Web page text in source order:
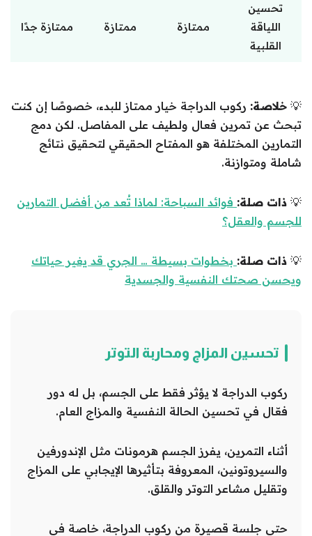
تحسين
اللياقة
القلبية
ممتازة ممتازة ممتازة جدًا
💡 خلاصة: ركوب الدراجة خيار ممتاز للبدء، خصوصًا إن كنت
تبحث عن تمرين فعال ولطيف على المفاصل. لكن دمج
التمارين المختلفة هو المفتاح الحقيقي لتحقيق نتائج
شاملة ومتوازنة.
💡 ذات صلة: فوائد السباحة: لماذا تُعد من أفضل التمارين
للجسم والعقل؟
💡 ذات صلة: بخطوات بسيطة … الجري قد يغير حياتك
ويحسن صحتك النفسية والجسدية
تحسين المزاج ومحاربة التوتر
ركوب الدراجة لا يؤثر فقط على الجسم، بل له دور
فعّال في تحسين الحالة النفسية والمزاج العام.
أثناء التمرين، يفرز الجسم هرمونات مثل الإندورفين
والسيروتونين، المعروفة بتأثيرها الإيجابي على المزاج
وتقليل مشاعر التوتر والقلق.
حتى جلسة قصيرة من ركوب الدراجة، خاصة في